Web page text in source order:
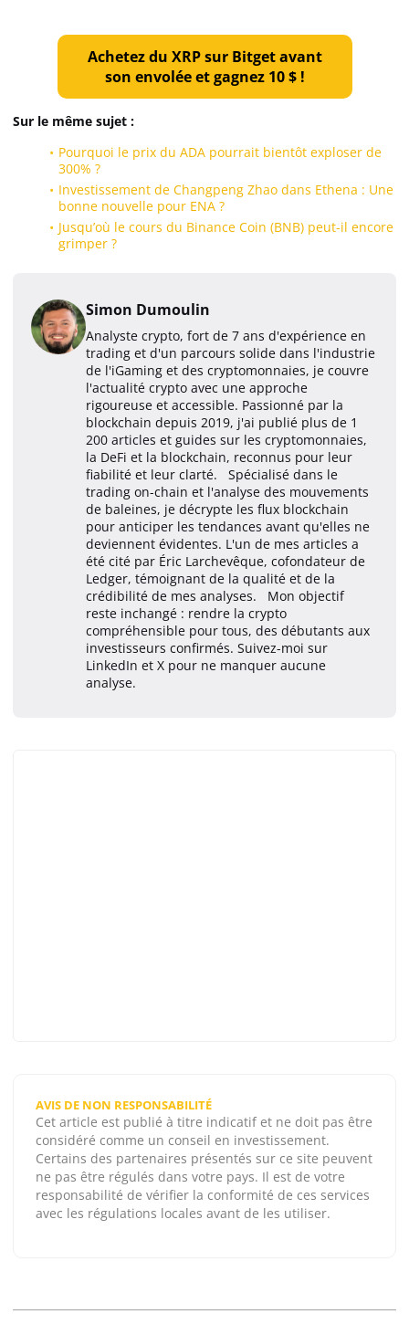
Achetez du XRP sur Bitget avant
son envolée et gagnez 10 $ !
Sur le même sujet :
Pourquoi le prix du ADA pourrait bientôt exploser de
300% ?
Investissement de Changpeng Zhao dans Ethena : Une
bonne nouvelle pour ENA ?
Jusqu’où le cours du Binance Coin (BNB) peut-il encore
grimper ?
Simon Dumoulin
Analyste crypto, fort de 7 ans d'expérience en
trading et d'un parcours solide dans l'industrie
de l'iGaming et des cryptomonnaies, je couvre
l'actualité crypto avec une approche
rigoureuse et accessible. Passionné par la
blockchain depuis 2019, j'ai publié plus de 1
200 articles et guides sur les cryptomonnaies,
la DeFi et la blockchain, reconnus pour leur
fiabilité et leur clarté. Spécialisé dans le
trading on-chain et l'analyse des mouvements
de baleines, je décrypte les flux blockchain
pour anticiper les tendances avant qu'elles ne
deviennent évidentes. L'un de mes articles a
été cité par Éric Larchevêque, cofondateur de
Ledger, témoignant de la qualité et de la
crédibilité de mes analyses. Mon objectif
reste inchangé : rendre la crypto
compréhensible pour tous, des débutants aux
investisseurs confirmés. Suivez-moi sur
LinkedIn et X pour ne manquer aucune
analyse.
AVIS DE NON RESPONSABILITÉ
Cet article est publié à titre indicatif et ne doit pas être
considéré comme un conseil en investissement.
Certains des partenaires présentés sur ce site peuvent
ne pas être régulés dans votre pays. Il est de votre
responsabilité de vérifier la conformité de ces services
avec les régulations locales avant de les utiliser.